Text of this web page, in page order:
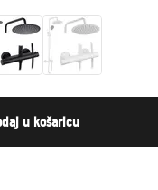
u košaricu